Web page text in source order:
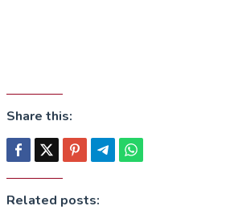
Share this:
Related posts: